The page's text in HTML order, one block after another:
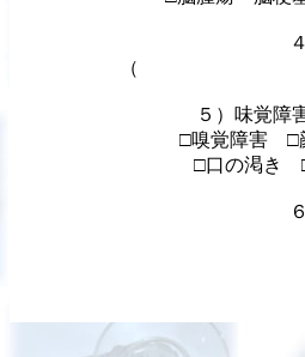
５）味覚障
□嗅覚障害 □
□口